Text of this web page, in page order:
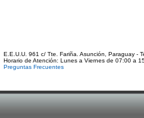
E.E.U.U. 961 c/ Tte. Fariña. Asunción, Paraguay -
Horario de Atención: Lunes a Viernes de 07:00 a
Preguntas Frecuentes